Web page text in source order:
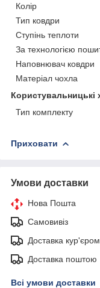
Колір
Тип ковдри
Ступінь теплоти
За технологією
Наповнювач ковдри
Матеріал чохла
Користувальницькі
Тип комплекту
Приховати
Умови доставки
Нова Пошта
Самовивіз
Доставка кур'єром
Доставка поштою
Всі умови доставки